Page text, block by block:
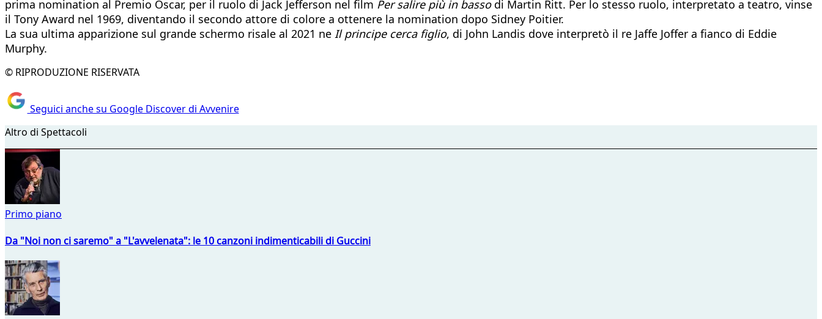
prima nomination al Premio Oscar, per il ruolo di Jack Jefferson nel film Per salire più in bassodi Martin Ritt. Per lo stesso ruolo, interpretato a teatro, vinse
il Tony Award nel 1969, diventando il secondo attore di colore a ottenere la nomination dopo Sidney Poitier.
La sua ultima apparizione sul grande schermo risale al 2021 ne Il principe cerca figlio, di John Landis dove interpretò il re Jaffe Joffer a fianco di Eddie
Murphy.
© RIPRODUZIONE RISERVATA
Seguici anche su Google Discover di Avvenire
Altro di Spettacoli
Primo piano
Da "Noi non ci saremo" a "L'avvelenata": le 10 canzoni indimenticabili di Guccini